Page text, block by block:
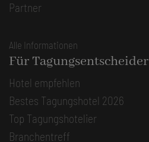
Partner
Alle Informationen
Für Tagungsentscheider
Hotel empfehlen
Bestes Tagungshotel 2026
Top Tagungshotelier
Branchentreff